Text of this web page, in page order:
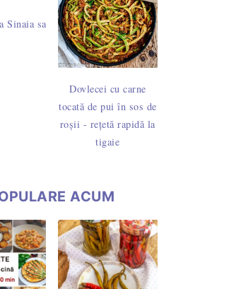
de rețete
Sinaia sau Dunăreana cu pandișpan însiropat și
Dovlecei cu carne
tocată de pui în sos de
roșii - rețetă rapidă la
tigaie
ACUM